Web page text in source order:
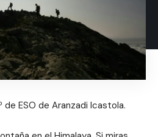
ESO de Aranzadi Icastola.